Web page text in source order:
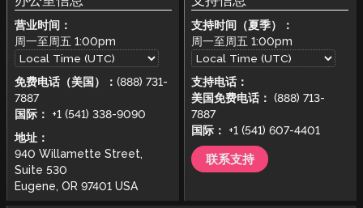
营业时间：
周一至周五 1:00pm
免费电话（美国）： (888) 731-
7887
国际：
+1 (541) 338-9090
地址：
940 Willamette Street,
Suite 530
Eugene, OR 97401 USA
支持时间（夏季）：
周一至周五1:00pm
支持电话：
美国免费电话： (888) 713-
7887
国际：
+1 (541) 607-4401
联系支持